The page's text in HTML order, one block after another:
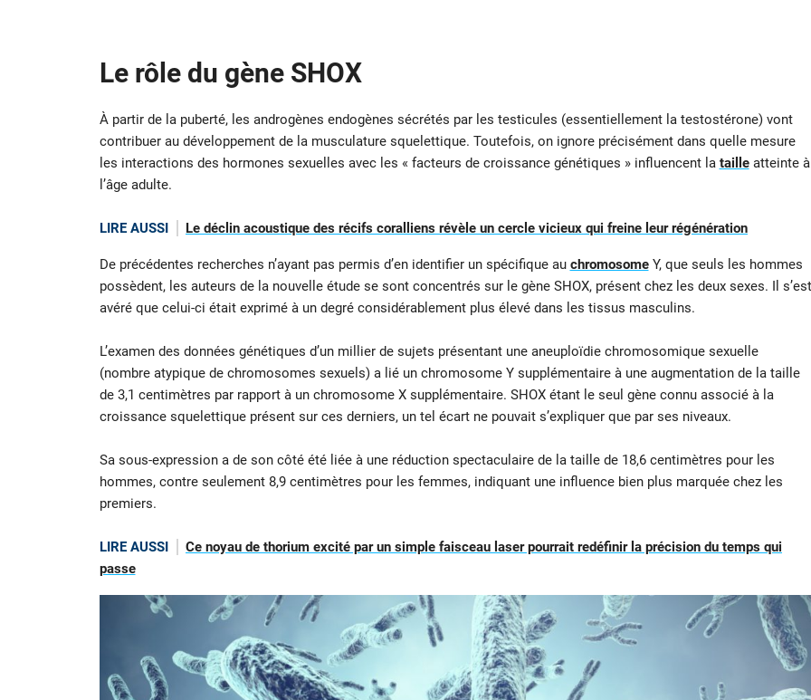
Le rôle du gène SHOX
À partir de la puberté, les androgènes endogènes sécrétés par les testicules (essentiellement la testostérone) vont
contribuer au développement de la musculature squelettique. Toutefois, on ignore précisément dans quelle mesure
les interactions des hormones sexuelles avec les « facteurs de croissance génétiques » influencent la taille atteinte à
l’âge adulte.
LIRE AUSSI Le déclin acoustique des récifs coralliens révèle un cercle vicieux qui freine leur régénération
De précédentes recherches n’ayant pas permis d’en identifier un spécifique au chromosome Y, que seuls les hommes
possèdent, les auteurs de la nouvelle étude se sont concentrés sur le gène SHOX, présent chez les deux sexes. Il s’est
avéré que celui-ci était exprimé à un degré considérablement plus élevé dans les tissus masculins.
L’examen des données génétiques d’un millier de sujets présentant une aneuploïdie chromosomique sexuelle
(nombre atypique de chromosomes sexuels) a lié un chromosome Y supplémentaire à une augmentation de la taille
de 3,1 centimètres par rapport à un chromosome X supplémentaire. SHOX étant le seul gène connu associé à la
croissance squelettique présent sur ces derniers, un tel écart ne pouvait s’expliquer que par ses niveaux.
Sa sous-expression a de son côté été liée à une réduction spectaculaire de la taille de 18,6 centimètres pour les
hommes, contre seulement 8,9 centimètres pour les femmes, indiquant une influence bien plus marquée chez les
premiers.
LIRE AUSSI
Ce noyau de thorium excité par un simple faisceau laser pourrait redéfinir la précision du temps qui
passe